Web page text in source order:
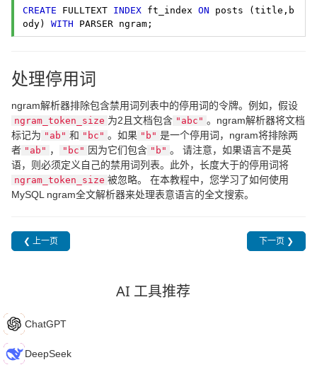
CREATE FULLTEXT INDEX ft_index ON posts (title,b
ody) WITH PARSER ngram;
处理停用词
ngram解析器排除包含禁用词列表中的停用词的令牌。例如，假设
ngram_token_size 为2且文档包含 "abc" 。ngram解析器将文档
标记为 "ab" 和 "bc" 。如果 "b" 是一个停用词，ngram将排除两
者 "ab" ， "bc" 因为它们包含 "b" 。 请注意，如果语言不是英
语，则必须定义自己的禁用词列表。此外，长度大于的停用词将
ngram_token_size 被忽略。 在本教程中，您学习了如何使用
MySQL ngram全文解析器来处理表意语言的全文搜索。
❮ 上一页 下一页 ❯
AI 工具推荐
C ChatGPT
D DeepSeek